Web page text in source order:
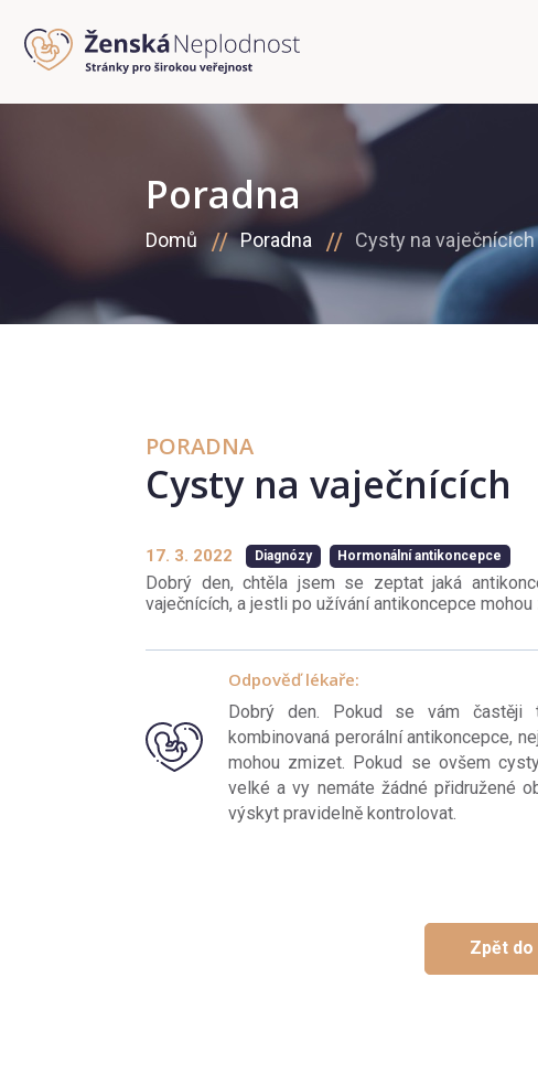
Poradna
Domů Poradna Cysty na vaječnících
PORADNA
Cysty na vaječnících
17. 3. 2022 Diagnózy Hormonální antikoncepce
Dobrý den, chtěla jsem se zeptat jaká
vaječnících, a jestli po užívání antikoncepce
Odpověď lékaře:
Dobrý den. Pokud se vám častěji
kombinovaná perorální antikoncepce,
mohou zmizet. Pokud se ovšem
velké a vy nemáte žádné přidružené
výskyt pravidelně kontrolovat.
Zpět do